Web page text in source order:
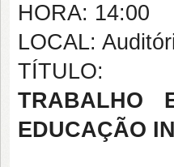
HORA: 14:00
LOCAL:
TÍTULO:
TRABALHO
EDUCAÇÃO